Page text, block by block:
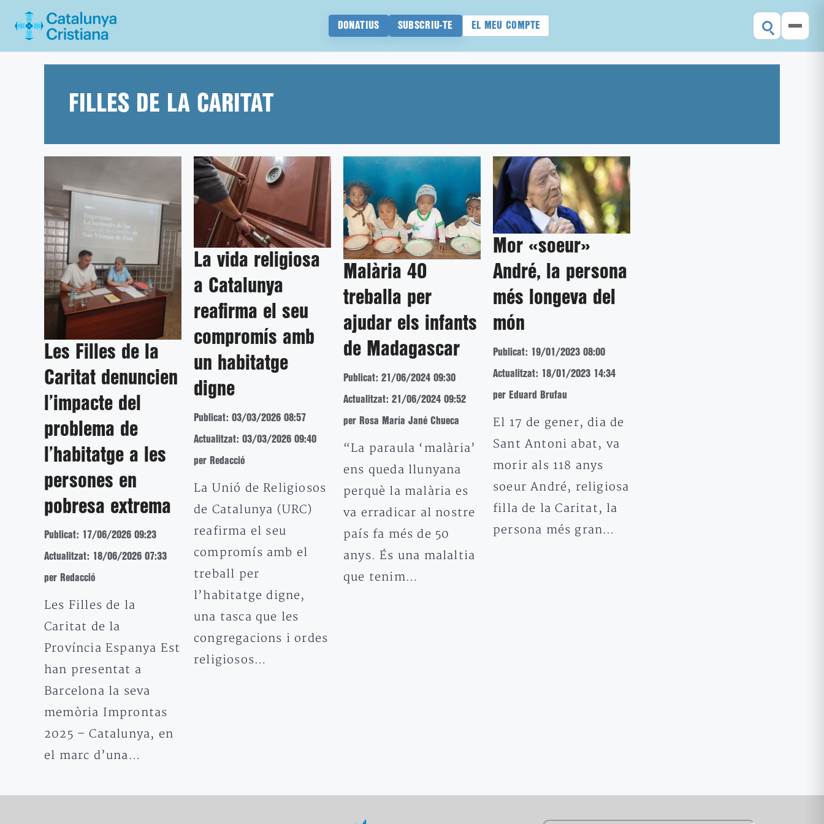
DONATIUS SUBSCRIU-TE EL MEU COMPTE
FILLES DE LA CARITAT
Les Filles de la
Caritat denuncien
l’impacte del
problema de
l’habitatge a les
persones en
pobresa extrema
Publicat: 17/06/2026 09:23
Actualitzat: 18/06/2026 07:33
per Redacció
Les Filles de la
Caritat de la
Província Espanya Est
han presentat a
Barcelona la seva
memòria Improntas
2025 – Catalunya, en
el marc d’una…
La vida religiosa
a Catalunya
reafirma el seu
compromís amb
un habitatge
digne
Publicat: 03/03/2026 08:57
Actualitzat: 03/03/2026 09:40
per Redacció
La Unió de Religiosos
de Catalunya (URC)
reafirma el seu
compromís amb el
treball per
l’habitatge digne,
una tasca que les
congregacions i ordes
religiosos…
Malària 40
treballa per
ajudar els infants
de Madagascar
Publicat: 21/06/2024 09:30
Actualitzat: 21/06/2024 09:52
per Rosa María Jané Chueca
“La paraula ‘malària’
ens queda llunyana
perquè la malària es
va erradicar al nostre
país fa més de 50
anys. És una malaltia
que tenim…
Mor «soeur»
André, la persona
més longeva del
món
Publicat: 19/01/2023 08:00
Actualitzat: 18/01/2023 14:34
per Eduard Brufau
El 17 de gener, dia de
Sant Antoni abat, va
morir als 118 anys
soeur André, religiosa
filla de la Caritat, la
persona més gran…